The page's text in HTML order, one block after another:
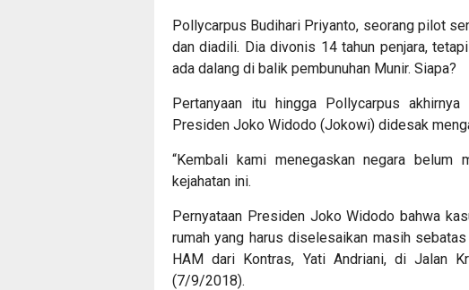
Pollycarpus Budihari Priyanto, seorang pilot
dan diadili. Dia divonis 14 tahun penjara,
ada dalang di balik pembunuhan Munir. Siapa?
Pertanyaan itu hingga Pollycarpus
Presiden Joko Widodo (Jokowi) didesak
“Kembali kami menegaskan negara belum
kejahatan ini.
Pernyataan Presiden Joko Widodo bahwa
rumah yang harus diselesaikan masih
HAM dari Kontras, Yati Andriani, di Jalan
(7/9/2018).